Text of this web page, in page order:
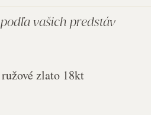
podľa vašich predstáv
ružové zlato 18kt